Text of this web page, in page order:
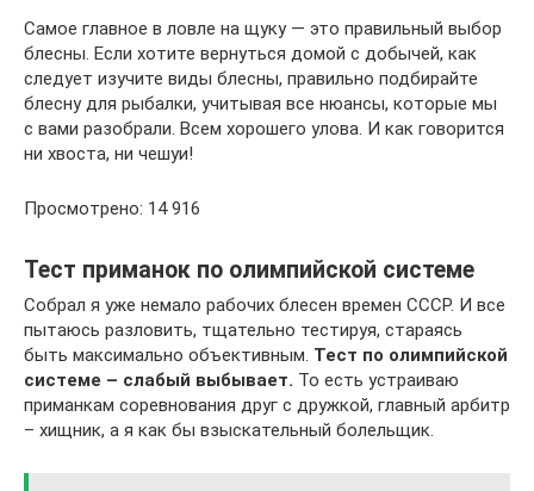
Самое главное в ловле на щуку — это правильный выбор
блесны. Если хотите вернуться домой с добычей, как
следует изучите виды блесны, правильно подбирайте
блесну для рыбалки, учитывая все нюансы, которые мы
с вами разобрали. Всем хорошего улова. И как говорится
ни хвоста, ни чешуи!
Просмотрено: 14 916
Тест приманок по олимпийской системе
Собрал я уже немало рабочих блесен времен СССР. И все
пытаюсь разловить, тщательно тестируя, стараясь
быть максимально объективным. Тест по олимпийской
системе – слабый выбывает. То есть устраиваю
приманкам соревнования друг с дружкой, главный арбитр
– хищник, а я как бы взыскательный болельщик.